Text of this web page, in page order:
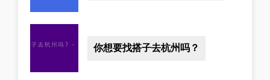
你想要找搭子去杭州吗？